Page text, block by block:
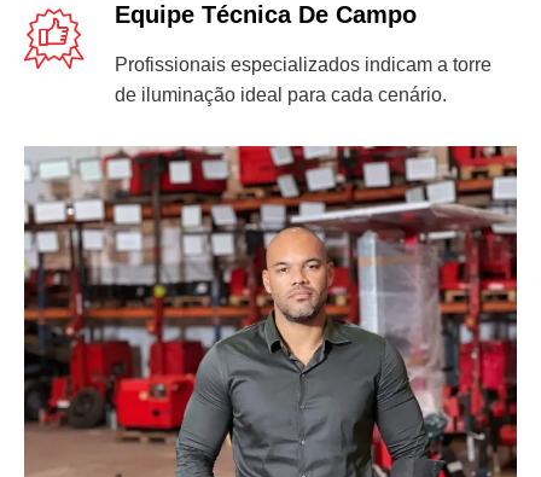
Equipe Técnica De Campo
Profissionais especializados indicam a torre
de iluminação ideal para cada cenário.